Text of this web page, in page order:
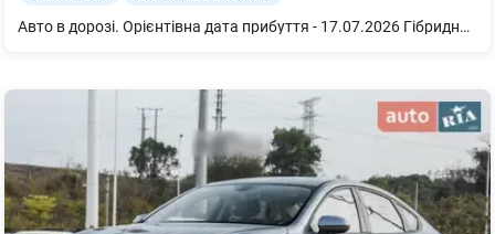
Авто в дорозі. Орієнтівна дата прибуття - 17.07.2026 Гібридний автомобіль BYD Qin Plus DM-i 55KM Leading Type 2025, Snow White, Cloud Grey, 16" диски. Гібридний BYD Qin Plus DM-i 55KM Leading Type 2025 — це сучасний седан, створений на ефективній платформі DM-i, що поєднує економічність гібрида з тихою та плавною роботою електроприводу. Модель вирізняється стильним силуетом, динамічним керуванням і збалансованою енергоефективністю, а також отримує оцінену багатьма систему інтелектуальної допомоги водієві «Око Бога C», що підвищує безпеку щоденних поїздок. У салоні автомобіля реалізована інноваційна концепція Surrounding Wide-View Suspended Cockpit, яка забезпечує широкий огляд і відчуття простору. Для зручності передбачено NFC-ключ у смартфоні та новий електронний перемикач передач BYD Heart, що робить керування інтуїтивним і сучасним. Qin Plus DM-i у версії Leading Type поєднує технологічність, комфорт і практичність — оптимальний вибір для міста та заміських поїздок. BYD Qin Plus DM-i 55KM Leading Type 2025: Гібридна силова установка потужністю 264 к.с. (194 кВт), 210 Нм, що забезпечує розгін до 100 км/год всього за 7,6 с. Повний запас ходу: до 2000 км (CLTC) Привід: передній Комплектація BYD Qin Plus DM-i 55KM Leading Type 2025: - Інтелектуальна система допомоги водієві "Око Бога C". . - Ключ автомобіля з NFC у мобільному телефоні. - Новий електронний перемикач передач BYD Heart. - Інноваційна кабіна Surrounding Wide-View Suspended Cockpit з широким оглядом навколо.